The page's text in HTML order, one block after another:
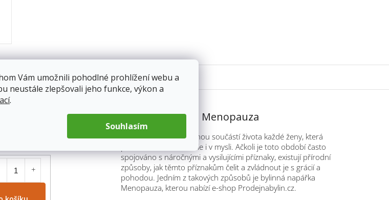
Vám umožnili pohodlné prohlížení webu a
neustále zlepšovali jeho funkce, výkon a
.
Souhlasím
košíku
Bylinná napářka Menopauza
Menopauza je přirozenou součástí života každé ženy, která
přináší řadu změn v těle i v mysli. Ačkoli je toto období často
spojováno s náročnými a vysilujícími příznaky, existují přírodní
způsoby, jak těmto příznakům čelit a zvládnout je s grácií a
pohodou. Jedním z takových způsobů je bylinná napářka
Menopauza, kterou nabízí e-shop Prodejnabylin.cz.